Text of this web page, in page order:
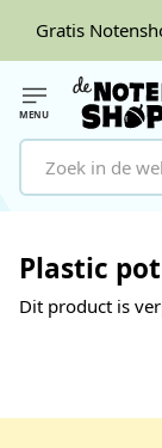
Gratis
Ga naar de inhoud
MENU
Plastic
Dit product is